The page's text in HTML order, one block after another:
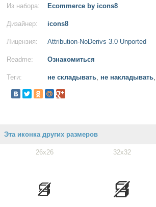
Из набора: Ecommerce by icons8
Дизайнер: icons8
Лицензия: Attribution-NoDerivs 3.0 Unported
Readme: Ознакомиться
Теги: не складывать, не накладывать,
Эта иконка других размеров
26x26 32x32